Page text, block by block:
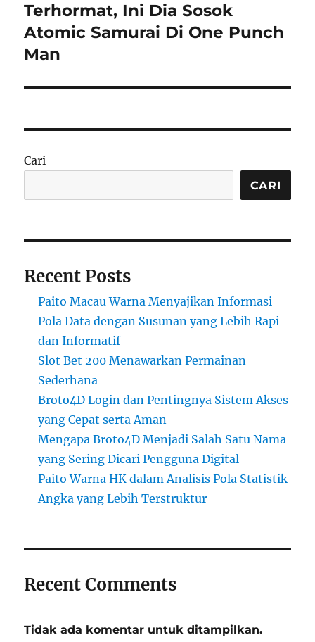
post:
Terhormat, Ini Dia Sosok
Atomic Samurai Di One Punch
Man
Cari
CARI
Recent Posts
Paito Macau Warna Menyajikan Informasi
Pola Data dengan Susunan yang Lebih Rapi
dan Informatif
Slot Bet 200 Menawarkan Permainan
Sederhana
Broto4D Login dan Pentingnya Sistem Akses
yang Cepat serta Aman
Mengapa Broto4D Menjadi Salah Satu Nama
yang Sering Dicari Pengguna Digital
Paito Warna HK dalam Analisis Pola Statistik
Angka yang Lebih Terstruktur
Recent Comments
Tidak ada komentar untuk ditampilkan.